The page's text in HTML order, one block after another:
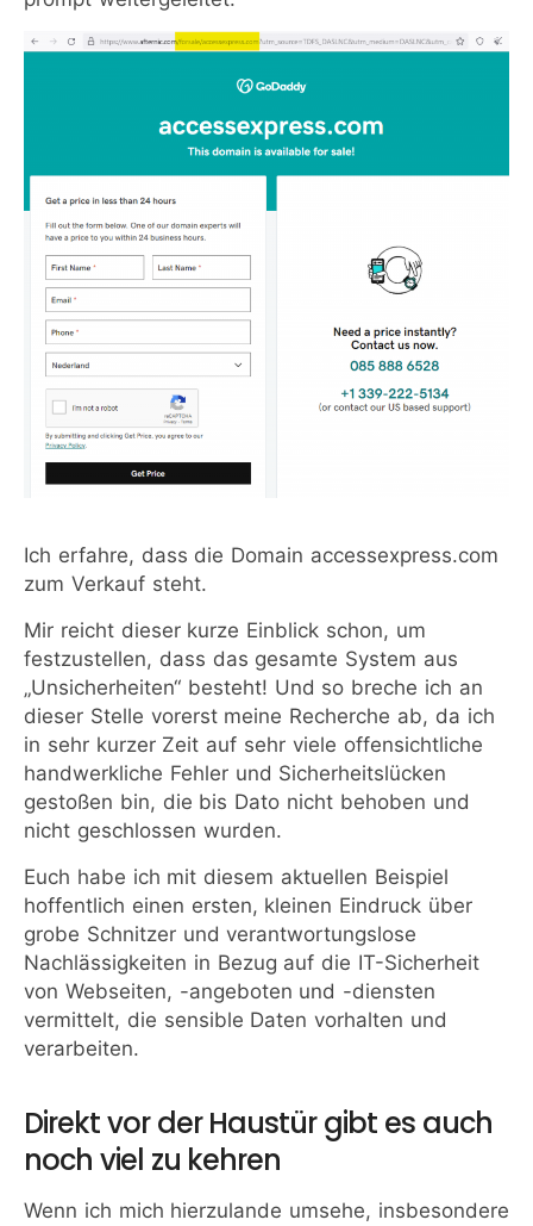
Ich erfahre, dass die Domain accessexpress.com
zum Verkauf steht.
Mir reicht dieser kurze Einblick schon, um
festzustellen, dass das gesamte System aus
„Unsicherheiten“ besteht! Und so breche ich an
dieser Stelle vorerst meine Recherche ab, da ich
in sehr kurzer Zeit auf sehr viele offensichtliche
handwerkliche Fehler und Sicherheitslücken
gestoßen bin, die bis Dato nicht behoben und
nicht geschlossen wurden.
Euch habe ich mit diesem aktuellen Beispiel
hoffentlich einen ersten, kleinen Eindruck über
grobe Schnitzer und verantwortungslose
Nachlässigkeiten in Bezug auf die IT-Sicherheit
von Webseiten, -angeboten und -diensten
vermittelt, die sensible Daten vorhalten und
verarbeiten.
Direkt vor der Haustür gibt es auch
noch viel zu kehren
Wenn ich mich hierzulande umsehe, insbesondere